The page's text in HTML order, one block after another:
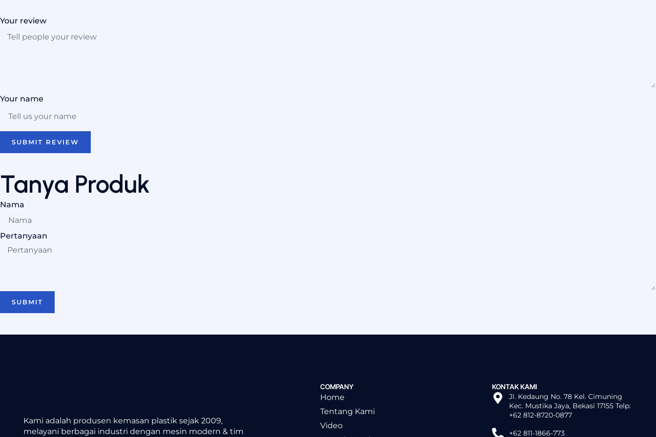
Your review
Your name
SUBMIT REVIEW
Tanya Produk
Nama
Pertanyaan
SUBMIT
Kami adalah produsen kemasan plastik sejak 2009,
melayani berbagai industri dengan mesin modern & tim
COMPANY
Home
Tentang Kami
Video
KONTAK KAMI
Jl. Kedaung No. 78 Kel. Cimuning
Kec. Mustika Jaya, Bekasi 17155 Telp:
+62 812-8720-0877
+62 811-1866-773